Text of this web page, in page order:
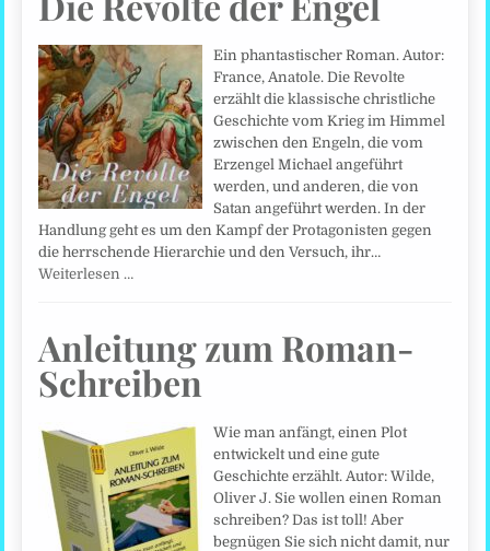
Ein phantastischer Roman. Autor:
France, Anatole. Die Revolte
erzählt die klassische christliche
Geschichte vom Krieg im Himmel
zwischen den Engeln, die vom
Erzengel Michael angeführt
werden, und anderen, die von
Satan angeführt werden. In der
Handlung geht es um den Kampf der Protagonisten gegen
die herrschende Hierarchie und den Versuch, ihr…
Weiterlesen …
Anleitung zum Roman-
Schreiben
Wie man anfängt, einen Plot
entwickelt und eine gute
Geschichte erzählt. Autor: Wilde,
Oliver J. Sie wollen einen Roman
schreiben? Das ist toll! Aber
begnügen Sie sich nicht damit, nur